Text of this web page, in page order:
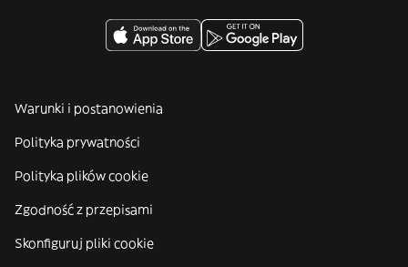
Warunki i postanowienia
Polityka prywatności
Polityka plików cookie
Zgodność z przepisami
Skonfiguruj pliki cookie